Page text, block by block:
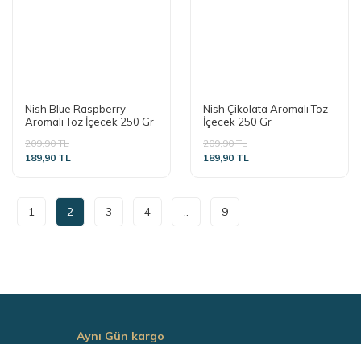
Nish Blue Raspberry
Aromalı Toz İçecek 250 Gr
209,90 TL
189,90 TL
Nish Çikolata Aromalı Toz
İçecek 250 Gr
209,90 TL
189,90 TL
1 2 3 4 9
Aynı Gün kargo